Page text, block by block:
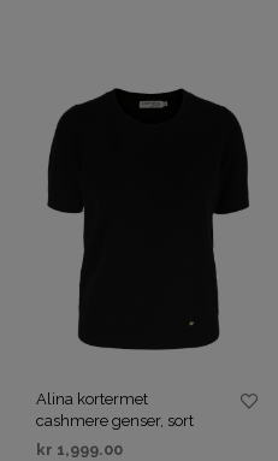
Alina kortermet
cashmere genser, sort
kr 1,999.00